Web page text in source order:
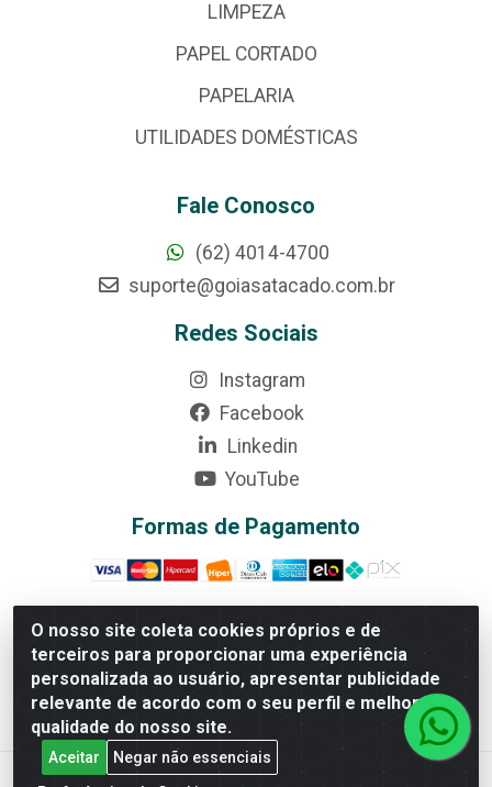
O nosso site coleta cookies próprios e de
terceiros para proporcionar uma experiência
personalizada ao usuário, apresentar publicidade
relevante de acordo com o seu perfil e melhorar a
qualidade do nosso site.
Aceitar
Negar não essenciais
LIMPEZA
PAPEL CORTADO
PAPELARIA
UTILIDADES DOMÉSTICAS
Fale Conosco
(62) 4014-4700
suporte@goiasatacado.com.br
Redes Sociais
Instagram
Facebook
Linkedin
YouTube
Formas de Pagamento
Rede Brasil - Avenida Universitária, nº 3860, Jardim das
Américas II Etapa - Anápolis/GO - CEP 75070-415 -
CNPJ 07.728.073/0002-24